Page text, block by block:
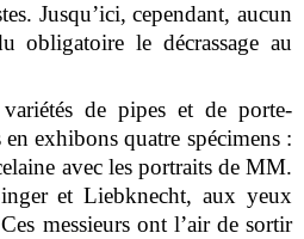
Jusqu’ici, cependant, aucun
obligatoire le décrassage au
de pipes et de porte-
exhibons quatre spécimens :
avec les portraits de MM.
et Liebknecht, aux yeux
messieurs ont l’air de sortir